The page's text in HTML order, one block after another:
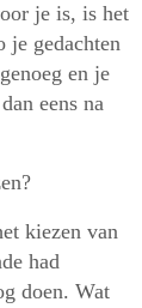
je is, is het
je gedachten
en je
eens na
kiezen van
had
doen. Wat